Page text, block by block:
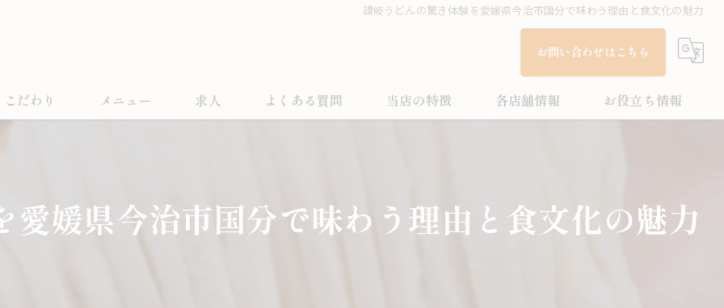
讃岐うどんの驚き体験を愛媛県今治市国分で味わう理由と食文化の魅力
お問い合わせはこちら
こだわり メニュー 求人 よくある質問 当店の特徴
テイクアウト
各店舗情報
こがね製麺所 多度津店
お役立ち情報
愛媛県今治市国分で味わう理由と食文化の魅力